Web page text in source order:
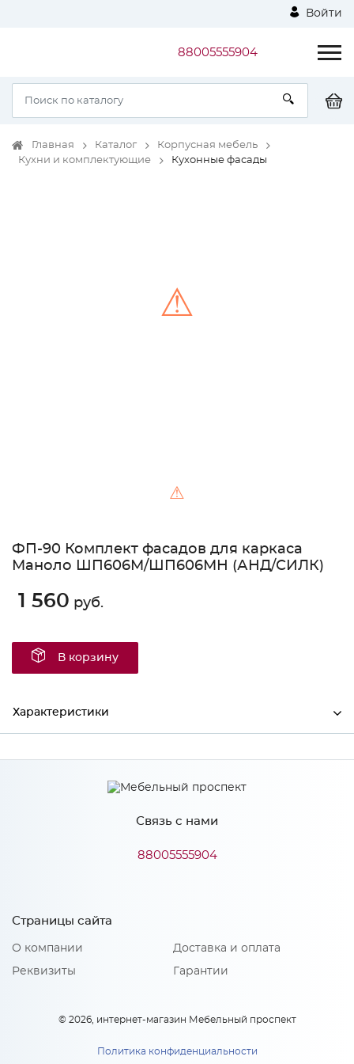
Войти
88005555904
Главная Каталог
Корпусная мебель
Кухни и комплектующие
Кухонные фасады
⚠
⚠
ФП-90 Комплект фасадов для каркаса
Маноло ШП606М/ШП606МН (АНД/СИЛК)
1 560 руб.
В корзину
Характеристики
Ширина 597
391
16
Сурская мебель
Материал
Количество упаковок: 1
Связь с нами
88005555904
Страницы сайта
О компании
Реквизиты
Доставка и оплата
Гарантии
© 2026, интернет-магазин Мебельный проспект
Политика конфиденциальности